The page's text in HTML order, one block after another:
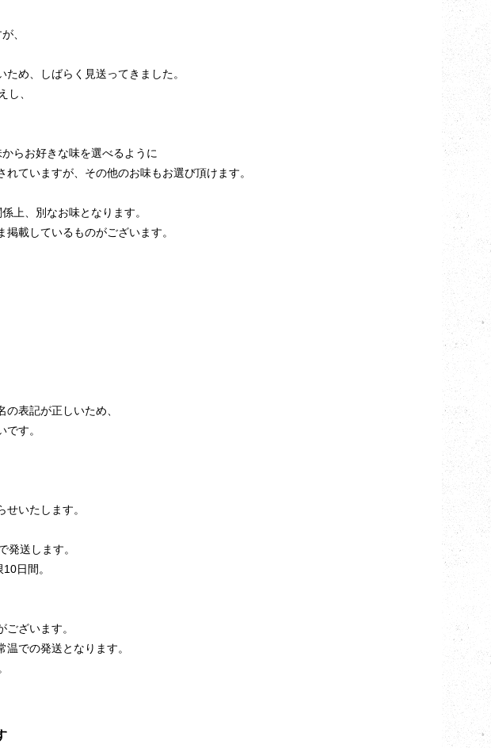
、
め、しばらく見送ってきました。
し、
らお好きな味を選べるように
ていますが、その他のお味もお選び頂けます。
上、別なお味となります。
載しているものがございます。
表記が正しいため、
す。
いたします。
発送します。
日間。
ざいます。
での発送となります。